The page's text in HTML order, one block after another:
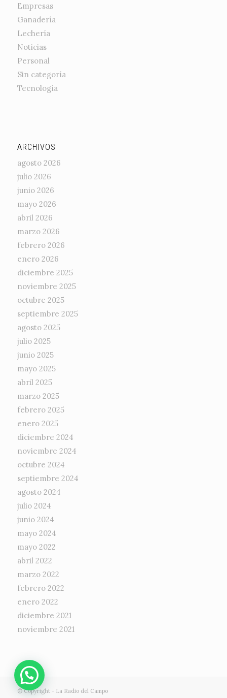
Empresas
Ganadería
Lechería
Noticias
Personal
Sin categoría
Tecnología
ARCHIVOS
agosto 2026
julio 2026
junio 2026
mayo 2026
abril 2026
marzo 2026
febrero 2026
enero 2026
diciembre 2025
noviembre 2025
octubre 2025
septiembre 2025
agosto 2025
julio 2025
junio 2025
mayo 2025
abril 2025
marzo 2025
febrero 2025
enero 2025
diciembre 2024
noviembre 2024
octubre 2024
septiembre 2024
agosto 2024
julio 2024
junio 2024
mayo 2024
mayo 2022
abril 2022
marzo 2022
febrero 2022
enero 2022
diciembre 2021
noviembre 2021
© Copyright - La Radio del Campo